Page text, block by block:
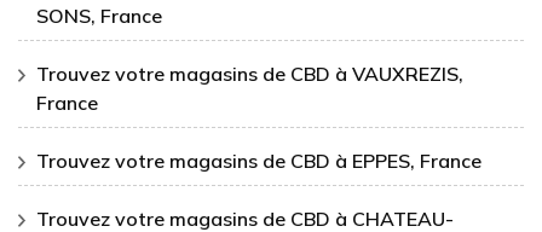
SONS, France
Trouvez votre magasins de CBD à VAUXREZIS,
France
Trouvez votre magasins de CBD à EPPES, France
Trouvez votre magasins de CBD à CHATEAU-